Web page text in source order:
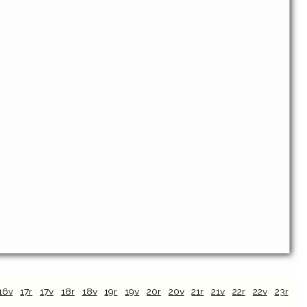
17r 17v 18r 18v 19r 19v 20r 20v 21r 21v 22r 22v 23r